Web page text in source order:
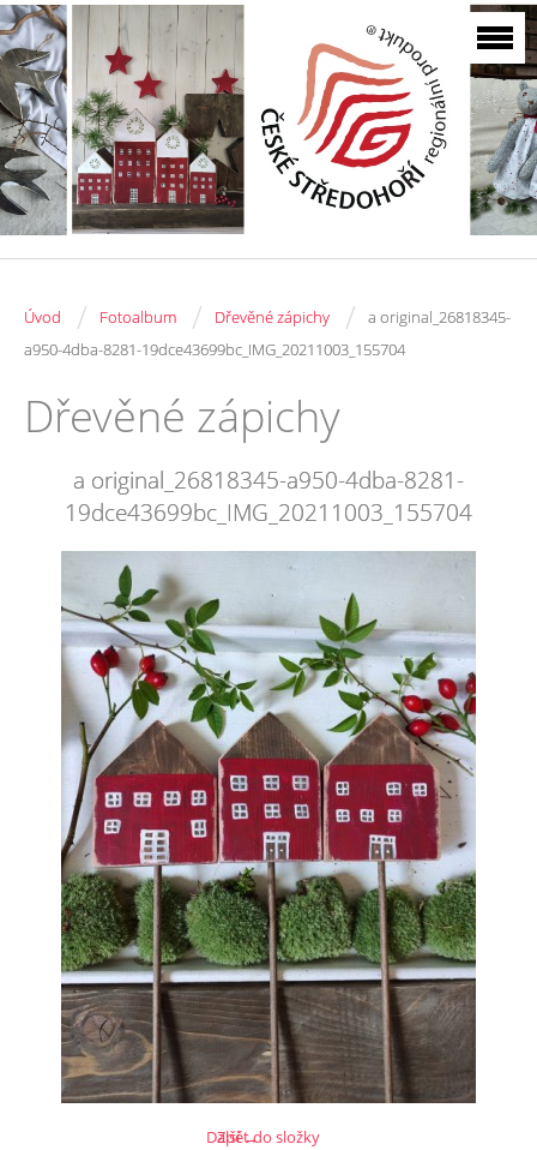
Úvod / Fotoalbum / Dřevěné zápichy /
a original_26818345-
a950-4dba-8281-19dce43699bc_IMG_20211003_155704
Dřevěné zápichy
a original_26818345-a950-4dba-8281-
19dce43699bc_IMG_20211003_155704
Další →
Zpět do složky